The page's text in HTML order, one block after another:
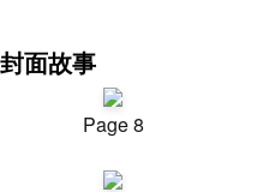
封面故事
Page 8